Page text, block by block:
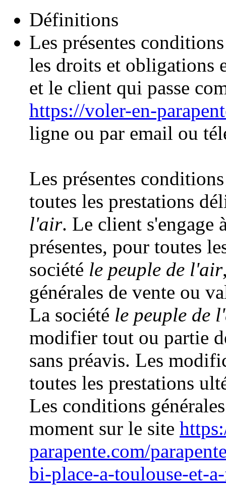
Définitions
Les présentes
les droits et obligations
et le client qui passe
https://voler-en-
ligne ou par email ou
Les présentes
toutes les prestations
l'air. Le client s'engage
présentes, pour toutes
société le peuple de l'air
générales de vente ou
La société le peuple de
modifier tout ou partie
sans préavis. Les
toutes les prestations
Les conditions
moment sur le site
parapente.com/
bi-place-a-toulouse-et-